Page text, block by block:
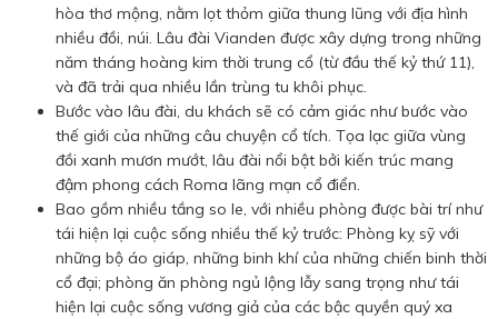
hòa thơ mộng, nằm lọt thỏm giữa thung lũng với địa hình
nhiều đồi, núi. Lâu đài Vianden được xây dựng trong những
năm tháng hoàng kim thời trung cổ (từ đầu thế kỷ thứ 11),
và đã trải qua nhiều lần trùng tu khôi phục.
Bước vào lâu đài, du khách sẽ có cảm giác như bước vào
thế giới của những câu chuyện cổ tích. Tọa lạc giữa vùng
đồi xanh mươn mướt, lâu đài nổi bật bởi kiến trúc mang
đậm phong cách Roma lãng mạn cổ điển.
Bao gồm nhiều tầng so le, với nhiều phòng được bài trí như
tái hiện lại cuộc sống nhiều thế kỷ trước: Phòng kỵ sỹ với
những bộ áo giáp, những binh khí của những chiến binh thời
cổ đại; phòng ăn phòng ngủ lộng lẫy sang trọng như tái
hiện lại cuộc sống vương giả của các bậc quyền quý xa